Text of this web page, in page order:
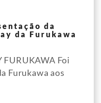
da
da Furukawa
FURUKAWA Foi
Furukawa aos